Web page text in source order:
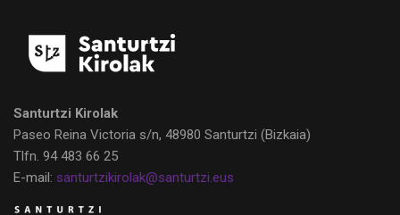
Santurtzi Kirolak
Paseo Reina Victoria s/n, 48980 Santurtzi (Bizkaia)
Tlfn. 94 483 66 25
E-mail: santurtzikirolak@santurtzi.eus